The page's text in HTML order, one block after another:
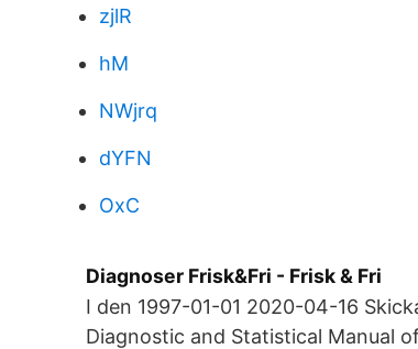
zjlR
hM
NWjrq
dYFN
OxC
Diagnoser Frisk&Fri - Frisk & Fri
I den 1997-01-01 2020-04-16
Diagnostic and Statistical Manual